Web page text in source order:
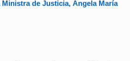
Ministra de Justicia, Ángela María